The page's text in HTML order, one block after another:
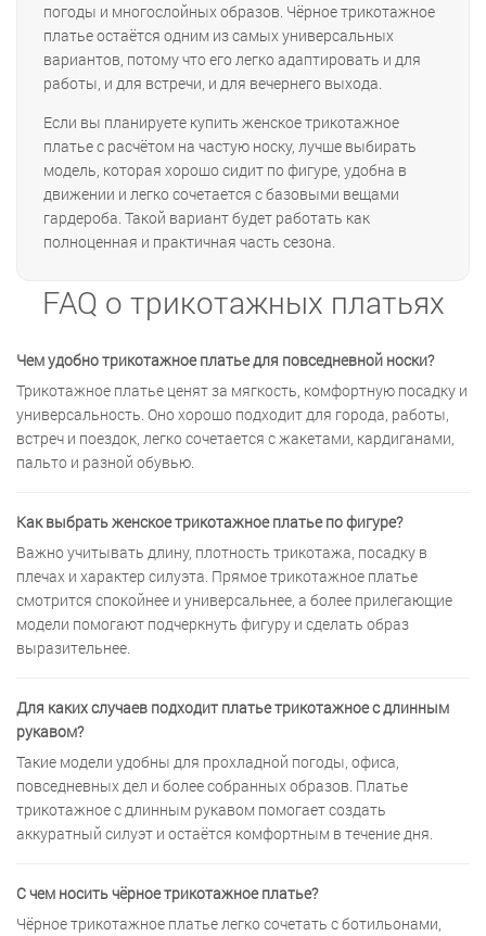
погоды и многослойных образов. Чёрное трикотажное
платье остаётся одним из самых универсальных
вариантов, потому что его легко адаптировать и для
работы, и для встречи, и для вечернего выхода.
Если вы планируете купить женское трикотажное
платье с расчётом на частую носку, лучше выбирать
модель, которая хорошо сидит по фигуре, удобна в
движении и легко сочетается с базовыми вещами
гардероба. Такой вариант будет работать как
полноценная и практичная часть сезона.
FAQ о трикотажных платьях
Чем удобно трикотажное платье для повседневной носки?
Трикотажное платье ценят за мягкость, комфортную посадку и
универсальность. Оно хорошо подходит для города, работы,
встреч и поездок, легко сочетается с жакетами, кардиганами,
пальто и разной обувью.
Как выбрать женское трикотажное платье по фигуре?
Важно учитывать длину, плотность трикотажа, посадку в
плечах и характер силуэта. Прямое трикотажное платье
смотрится спокойнее и универсальнее, а более прилегающие
модели помогают подчеркнуть фигуру и сделать образ
выразительнее.
Для каких случаев подходит платье трикотажное с длинным
рукавом?
Такие модели удобны для прохладной погоды, офиса,
повседневных дел и более собранных образов. Платье
трикотажное с длинным рукавом помогает создать
аккуратный силуэт и остаётся комфортным в течение дня.
С чем носить чёрное трикотажное платье?
Чёрное трикотажное платье легко сочетать с ботильонами,